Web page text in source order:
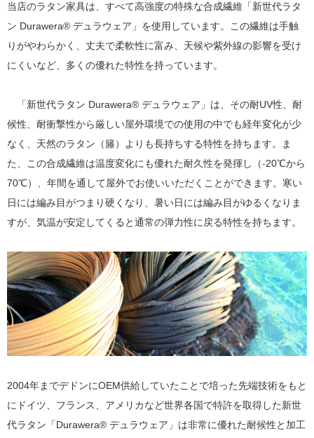
当店のラタン家具は、すべて高強度の特殊な合成繊維「新世代ラタ
ン Durawera® デュラウェア」を使用しています。この繊維は手触
りがやわらかく、丈夫で柔軟性に富み、天候や紫外線の影響を受け
にくいなど、多くの優れた特性を持っています。
「新世代ラタン Durawera® デュラウェア」は、その耐UV性、耐
候性、耐衝撃性から厳しい屋外環境での使用の中でも経年変化が少
なく、天然のラタン（籐）よりも長持ちする特性を持ちます。ま
た、この合成繊維は温度変化にも優れた耐久性を発揮し（-20℃から
70℃）、年間を通して屋外でお使いいただくことができます。寒い
日には編み目がつまり硬くなり、暑い日には編み目がゆるくなりま
すが、気温が安定してくると通常の弾力性に戻る特性を持ちます。
2004年までデドンにOEM供給していたことで培った先端技術をもと
にドイツ、フランス、アメリカなど世界各国で特許を取得した新世
代ラタン「Durawera® デュラウェア」は非常に優れた耐候性と加工